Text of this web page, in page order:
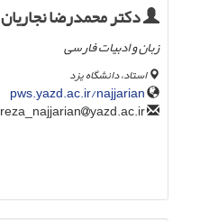
دکتر محمدرضا نجاریان
زبان و ادبیات فارسی
استاد، دانشگاه یزد
pws.yazd.ac.ir/najjarian
yazd.ac.ir